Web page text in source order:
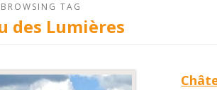
TAG
des Lumières